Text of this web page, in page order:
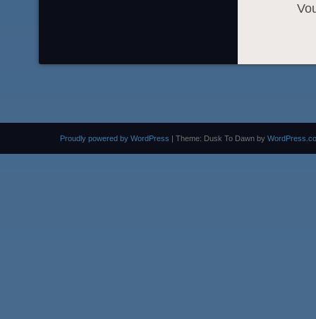
Proudly powered by WordPress | Theme: Dusk To Dawn by